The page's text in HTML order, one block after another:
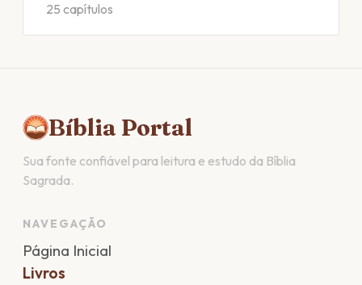
25 capítulos
Bíblia Portal
Sua fonte confiável para leitura e estudo da Bíblia
Sagrada.
NAVEGAÇÃO
Página Inicial
Livros